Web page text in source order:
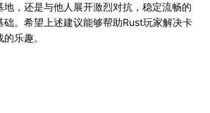
，还是与他人展开激烈对抗，稳定流畅的
础。希望上述建议能够帮助Rust玩家解决卡
乐趣。